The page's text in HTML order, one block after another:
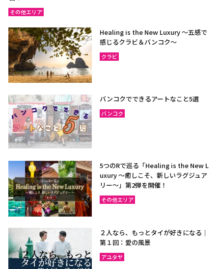
その他エリア
Healing is the New Luxury ～五感で
感じるクラビ＆バンコク～
クラビ
バンコクでできるアートなこと5選
バンコク
5つのRで巡る「Healing is the New L
uxury ～癒しこそ、新しいラグジュア
リー〜」第2弾を開催！
その他エリア
２人なら、もっとタイが好きになる｜
第１回：愛の風景
アユタヤ